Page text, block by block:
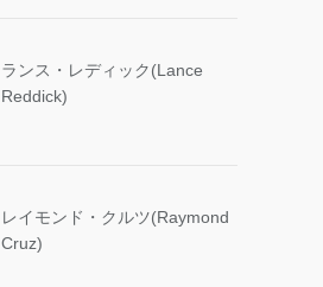
ランス・レディック(Lance
Reddick)
レイモンド・クルツ(Raymond
Cruz)